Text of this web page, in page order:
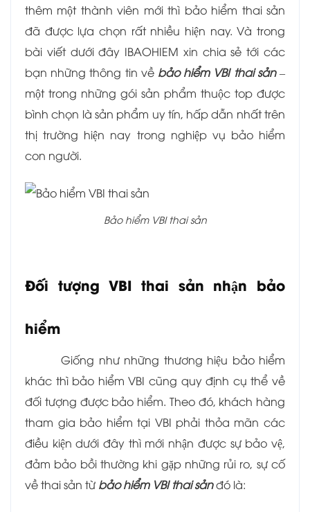
thêm một thành viên mới thì bảo hiểm thai sản
đã được lựa chọn rất nhiều hiện nay. Và trong
bài viết dưới đây IBAOHIEM xin chia sẻ tới các
bạn những thông tin về bảo hiểm VBI thai sản–
một trong những gói sản phẩm thuộc top được
bình chọn là sản phẩm uy tín, hấp dẫn nhất trên
thị trường hiện nay trong nghiệp vụ bảo hiểm
con người.
Bảo hiểm VBI thai sản
Đối tượng VBI thai sản nhận bảo
hiểm
Giống như những thương hiệu bảo hiểm
khác thì bảo hiểm VBI cũng quy định cụ thể về
đối tượng được bảo hiểm. Theo đó, khách hàng
tham gia bảo hiểm tại VBI phải thỏa mãn các
điều kiện dưới đây thì mới nhận được sự bảo vệ,
đảm bảo bồi thường khi gặp những rủi ro, sự cố
về thai sản từ bảo hiểm VBI thai sảnđó là: